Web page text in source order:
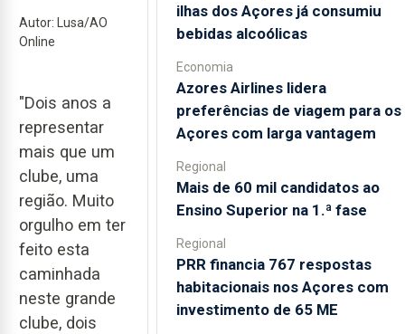
Autor: Lusa/AO
Online
"Dois anos a
representar
mais que um
clube, uma
região. Muito
orgulho em ter
feito esta
caminhada
neste grande
clube, dois
ilhas dos Açores já consumiu
bebidas alcoólicas
Economia
Azores Airlines lidera
preferências de viagem para os
Açores com larga vantagem
Regional
Mais de 60 mil candidatos ao
Ensino Superior na 1.ª fase
Regional
PRR financia 767 respostas
habitacionais nos Açores com
investimento de 65 ME